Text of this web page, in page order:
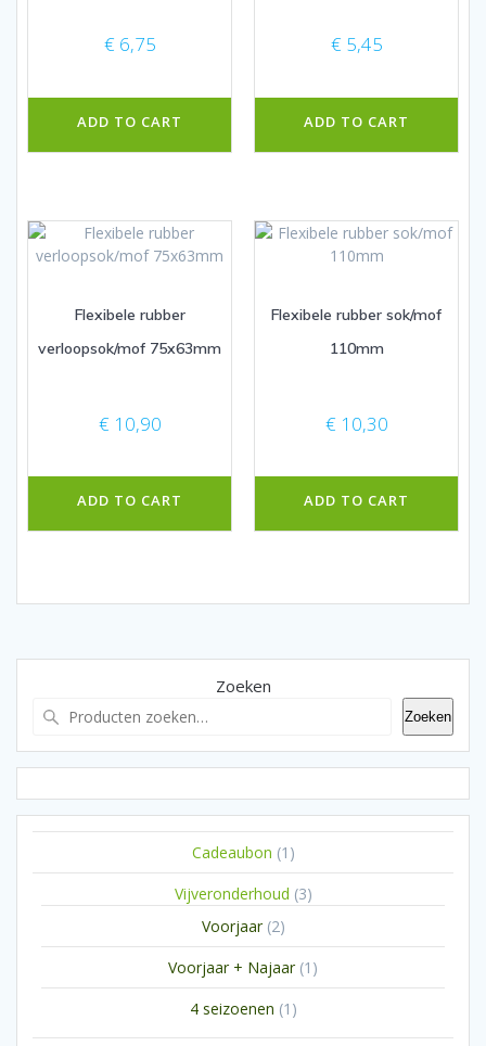
€ 6,75
ADD TO CART
€ 5,45
ADD TO CART
Flexibele rubber
verloopsok/mof 75x63mm
€ 10,90
ADD TO CART
Flexibele rubber sok/mof
110mm
€ 10,30
ADD TO CART
Zoeken
Zoeken
Cadeaubon 1 1
product
Vijveronderhoud 33
Voorjaar 22
producten
Voorjaar + Najaar 1 1
product
4 seizoenen 1 1